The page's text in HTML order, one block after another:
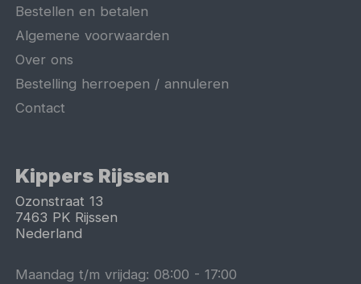
Bestellen en betalen
Algemene voorwaarden
Over ons
Bestelling herroepen / annuleren
Contact
Kippers Rijssen
Ozonstraat 13
7463 PK Rijssen
Nederland
Maandag t/m vrijdag:08:00 -17:00